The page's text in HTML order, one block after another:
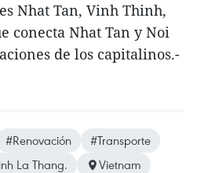
Nhat Tan, Vinh Thinh,
conecta Nhat Tan y Noi
de los capitalinos.-
#Renovación
#Transporte
La Thang. Vietnam